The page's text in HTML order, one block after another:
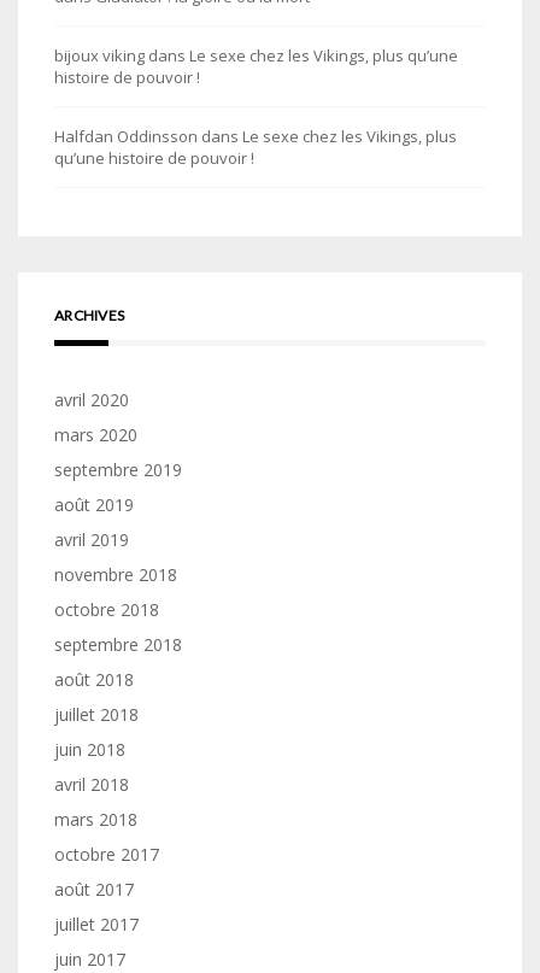
bijoux viking dans Le sexe chez les Vikings, plus qu’une
histoire de pouvoir !
Halfdan Oddinsson dans Le sexe chez les Vikings, plus
qu’une histoire de pouvoir !
ARCHIVES
avril 2020
mars 2020
septembre 2019
août 2019
avril 2019
novembre 2018
octobre 2018
septembre 2018
août 2018
juillet 2018
juin 2018
avril 2018
mars 2018
octobre 2017
août 2017
juillet 2017
juin 2017